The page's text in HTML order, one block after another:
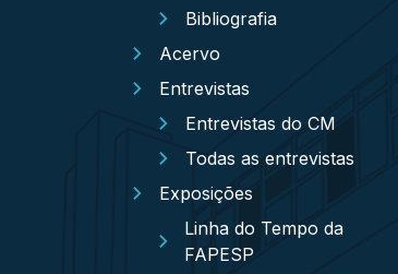
Bibliografia
Acervo
Entrevistas
Entrevistas do CM
Todas as entrevistas
Exposições
Linha do Tempo da
FAPESP